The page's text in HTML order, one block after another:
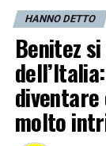
HANNO DETTO
Benitez
molto